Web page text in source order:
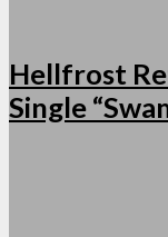
Hellfrost
Single